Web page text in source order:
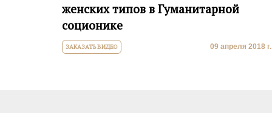
женских типов в Гуманитарной
соционике
ЗАКАЗАТЬ ВИДЕО 09 апреля 2018 г.